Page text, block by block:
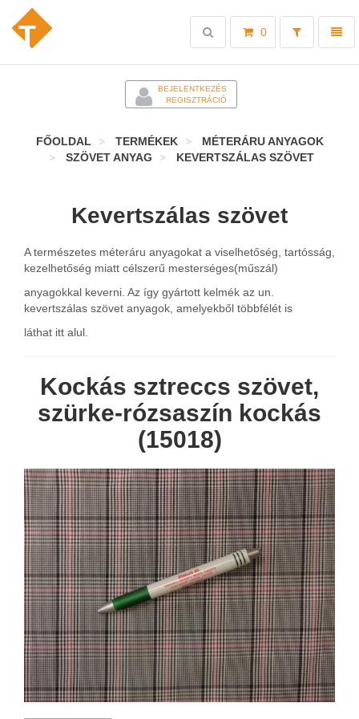
Toggle
0
Toggle
search
BEJELENTKEZÉS
REGISZTRÁCIÓ
FŐOLDAL TERMÉKEK
MÉTERÁRU ANYAGOK
SZÖVET ANYAG
KEVERTSZÁLAS SZÖVET
Kevertszálas szövet
A természetes méteráru anyagokat a viselhetőség, tartósság,
kezelhetőség miatt célszerű mesterséges(műszál)
anyagokkal keverni. Az így gyártott kelmék az un.
kevertszálas szövet anyagok, amelyekből többfélét is
láthat itt alul.
Kockás sztreccs szövet,
szürke-rózsaszín kockás
(15018)